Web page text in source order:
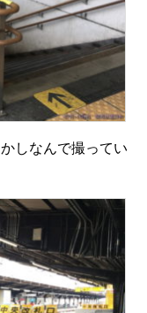
しなんで撮ってい